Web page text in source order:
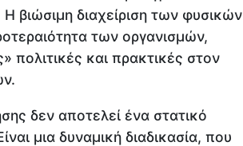
βιώσιμη διαχείριση των φυσικών
των οργανισμών,
και πρακτικές στον
δεν αποτελεί ένα στατικό
μια δυναμική διαδικασία, που